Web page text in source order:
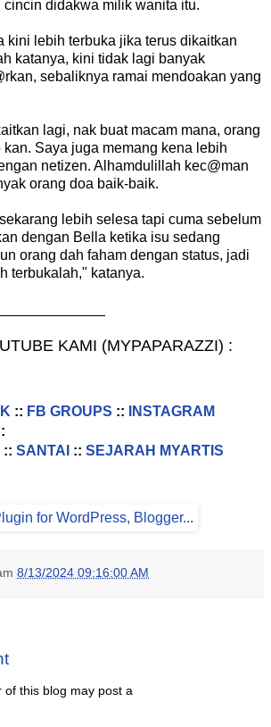
cincin didakwa milik wanita itu.
kini lebih terbuka jika terus dikaitkan
katanya, kini tidak lagi banyak
sebaliknya ramai mendoakan yang
lagi, nak buat macam mana, orang
kan. Saya juga memang kena lebih
netizen. Alhamdulillah kec@man
orang doa baik-baik.
lebih selesa tapi cuma sebelum
dengan Bella ketika isu sedang
orang dah faham dengan status, jadi
terbukalah," katanya.
KAMI (MYPAPARAZZI) :
:: FB GROUPS ::
INSTAGRAM
:: SANTAI :: SEJARAH MYARTIS
8/13/2024 09:16:00 AM
of this blog may post a